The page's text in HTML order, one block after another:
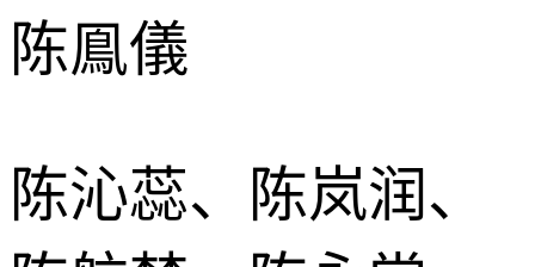
陈鳯儀
陈沁蕊、陈岚润、